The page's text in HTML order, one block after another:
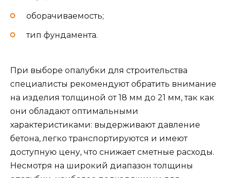
оборачиваемость;
тип фундамента.
При выборе опалубки для строительства
специалисты рекомендуют обратить внимание
на изделия толщиной от 18 мм до 21 мм, так как
они обладают оптимальными
характеристиками: выдерживают давление
бетона, легко транспортируются и имеют
доступную цену, что снижает сметные расходы.
Несмотря на широкий диапазон толщины